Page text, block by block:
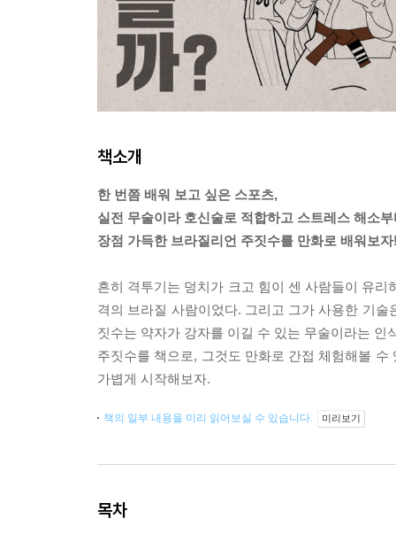
책소개
한 번쯤 배워 보고 싶은 스포츠,
실전 무술이라 호신술로 적합하고 스트레스 해소
장점 가득한 브라질리언 주짓수를 만화로 배워보
흔히 격투기는 덩치가 크고 힘이 센 사람들이 유
격의 브라질 사람이었다. 그리고 그가 사용한 기
짓수는 약자가 강자를 이길 수 있는 무술이라는
주짓수를 책으로, 그것도 만화로 간접 체험해볼
가볍게 시작해보자.
책의 일부 내용을 미리 읽어보실 수 있습니다. 미리보기
목차